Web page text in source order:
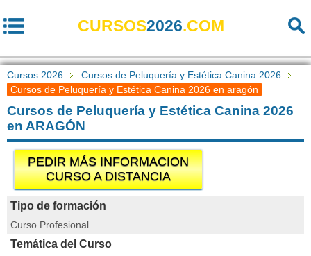
CURSOS2026.COM
Cursos 2026
Cursos de Peluquería y Estética Canina 2026
Cursos de Peluquería y Estética Canina 2026 en aragón
Cursos de Peluquería y Estética Canina 2026
en ARAGÓN
PEDIR MÁS INFORMACION
CURSO A DISTANCIA
Tipo de formación
Curso Profesional
Temática del Curso